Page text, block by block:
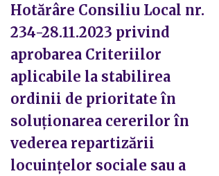
Hotărâre Consiliu Local nr.
234-28.11.2023 privind
aprobarea Criteriilor
aplicabile la stabilirea
ordinii de prioritate în
soluționarea cererilor în
vederea repartizării
locuințelor sociale sau a